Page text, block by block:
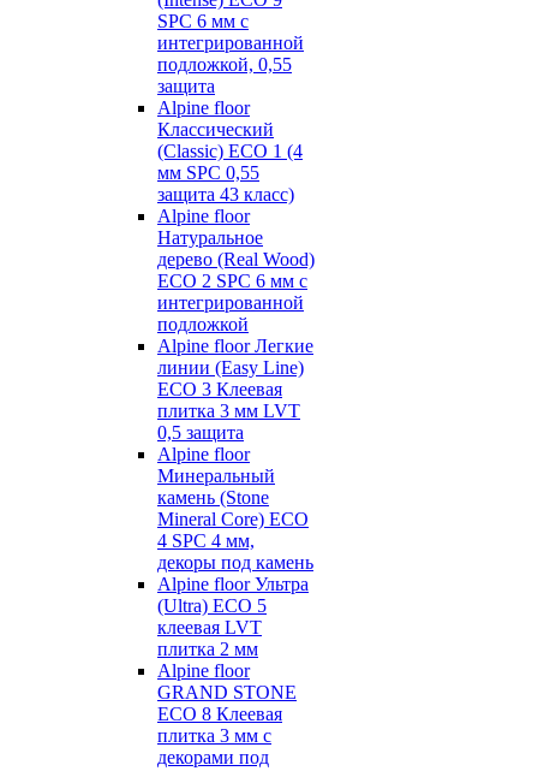
SPC 6 мм с
интегрированной
подложкой, 0,55
защита
Alpine floor
Классический
(Classic) ECO 1 (4
мм SPC 0,55
защита 43 класс)
Alpine floor
Натуральное
дерево (Real Wood)
ECO 2 SPC 6 мм с
интегрированной
подложкой
Alpine floor Легкие
линии (Easy Line)
ECO 3 Клеевая
плитка 3 мм LVT
0,5 защита
Alpine floor
Минеральный
камень (Stone
Mineral Core) ECO
4 SPC 4 мм,
декоры под камень
Alpine floor Ультра
(Ultra) ECO 5
клеевая LVT
плитка 2 мм
Alpine floor
GRAND STONE
ECO 8 Клеевая
плитка 3 мм с
декорами под